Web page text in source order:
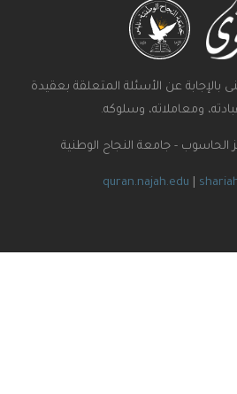
عن الأسئلة المتعلقة بعقيدة
وسلوكه.
- جامعة النجاح الوطنية
quran.najah.edu